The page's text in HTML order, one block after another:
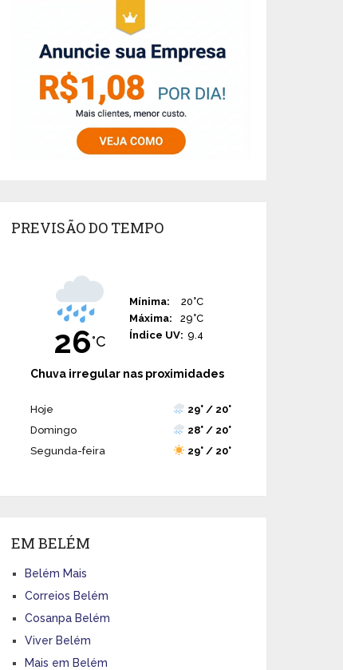
PREVISÃO DO TEMPO
26°C
Mínima:
20°C
Máxima:
29°C
Índice UV: 9.4
Chuva irregular nas proximidades
Hoje
29° / 20°
Domingo
28° / 20°
Segunda-feira
29° / 20°
EM BELÉM
Belém Mais
Correios Belém
Cosanpa Belém
Viver Belém
Mais em Belém